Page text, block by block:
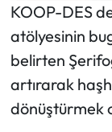
KOOP-DES
atölyesinin
belirten
artırarak
dönüştürmek